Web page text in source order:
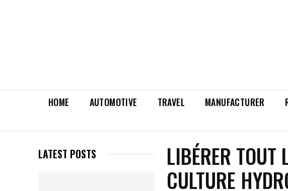
HOME AUTOMOTIVE TRAVEL MANUFACTURER
LATEST POSTS
LIBÉRER TOUT
CULTURE